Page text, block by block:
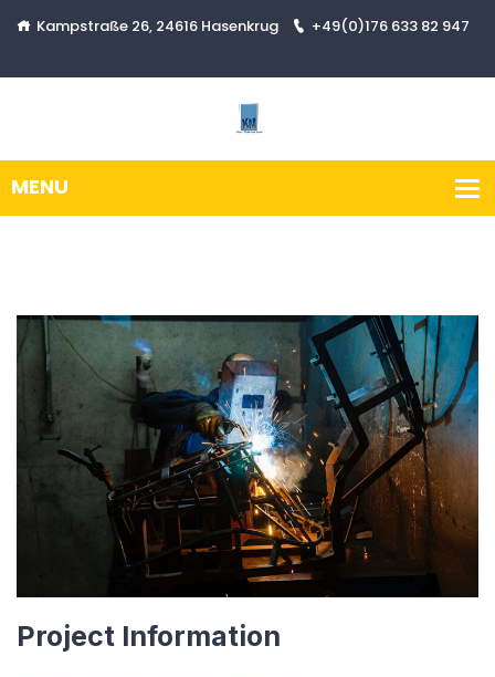
Kampstraße 26, 24616 Hasenkrug +49(0)176 633 82 947
Project Information